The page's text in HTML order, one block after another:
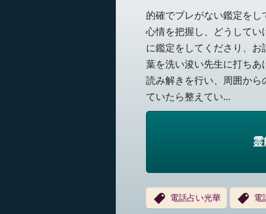
的確でブレがない鑑定をし
心情を把握し、どうして
に鑑定をしてくださり、
葉を洗い浚い先生に打ち
読み解きを行い、周囲か
ていたら整えてい...
電話占い光華 電